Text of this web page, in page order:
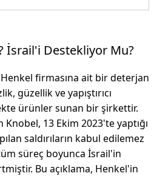
İsrail'i Destekliyor Mu?
firmasına ait bir deterjan
güzellik ve yapıştırıcı
ürünler sunan bir şirkettir.
13 Ekim 2023'te yaptığı
saldırıların kabul edilemez
süreç boyunca İsrail'in
Bu açıklama, Henkel'in